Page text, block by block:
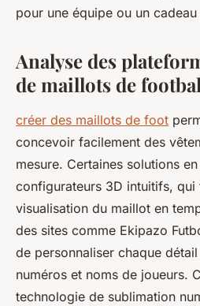
pour une équipe ou un cadeau
Analyse des
de maillots de
créer des maillots de foot
concevoir facilement des
mesure. Certaines solutions
configurateurs 3D intuitifs, qui
visualisation du maillot en
des sites comme Ekipazo
de personnaliser chaque
numéros et noms de joueurs.
technologie de sublimation